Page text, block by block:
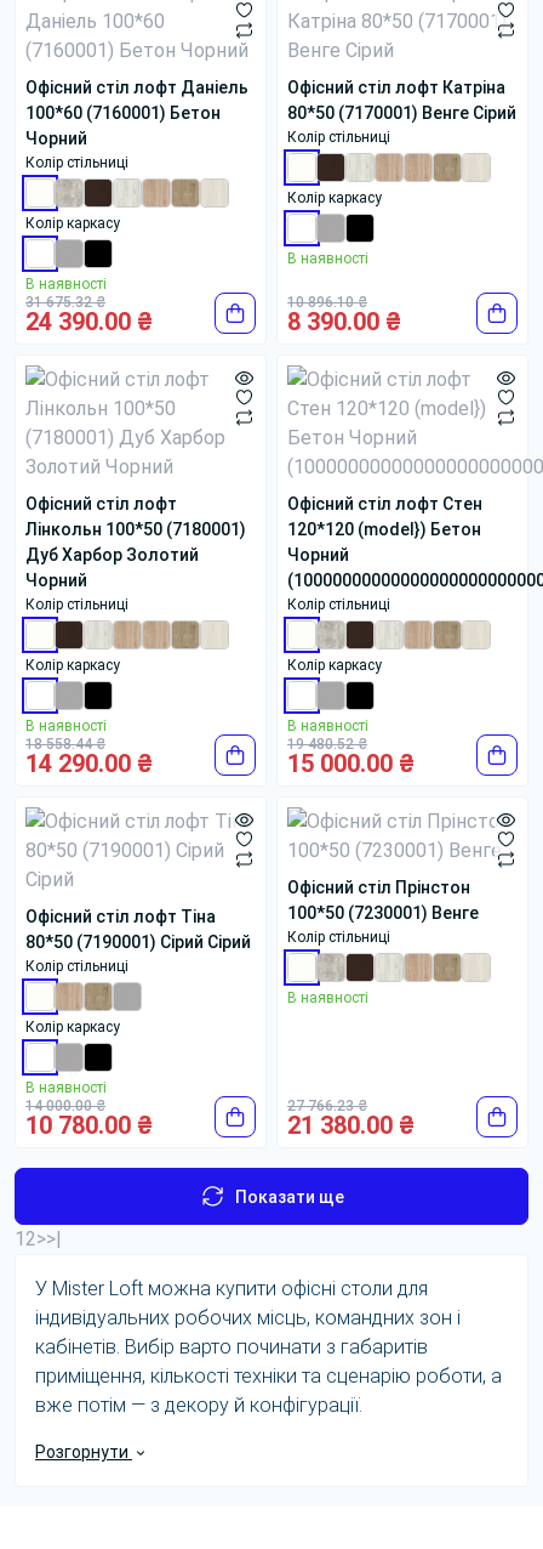
Офісний стіл лофт Даніель
100*60 (7160001) Бетон
Чорний
Колір стільниці
Колір каркасу
В наявності
31 675.32 ₴
24 390.00 ₴
Офісний стіл лофт Катріна
80*50 (7170001) Венге Сірий
Колір стільниці
Колір каркасу
В наявності
10 896.10 ₴
8 390.00 ₴
Офісний стіл лофт
Лінкольн 100*50 (7180001)
Дуб Харбор Золотий
Чорний
Колір стільниці
Колір каркасу
В наявності
18 558.44 ₴
14 290.00 ₴
Офісний стіл лофт Стен
120*120 (model}) Бетон
Чорний
Колір стільниці
Колір каркасу
В наявності
19 480.52 ₴
15 000.00 ₴
Офісний стіл лофт Тіна
80*50 (7190001) Сірий Сірий
Колір стільниці
Колір каркасу
В наявності
14 000.00 ₴
10 780.00 ₴
Офісний стіл Прінстон
100*50 (7230001) Венге
Колір стільниці
В наявності
27 766.23 ₴
21 380.00 ₴
Показати ще
12>>|
У Mister Loft можна купити офісні столи для
індивідуальних робочих місць, командних зон і
кабінетів. Вибір варто починати з габаритів
приміщення, кількості техніки та сценарію роботи, а
вже потім — з декору й конфігурації.
Офісний стіл — основа робочого місця, від якої
Розгорнути